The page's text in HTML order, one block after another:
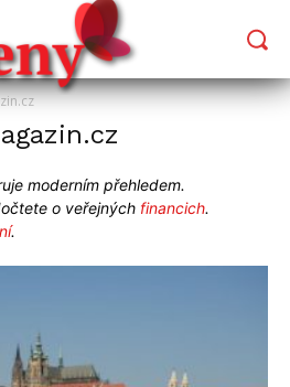
moderním přehledem.
o veřejných financich.
.